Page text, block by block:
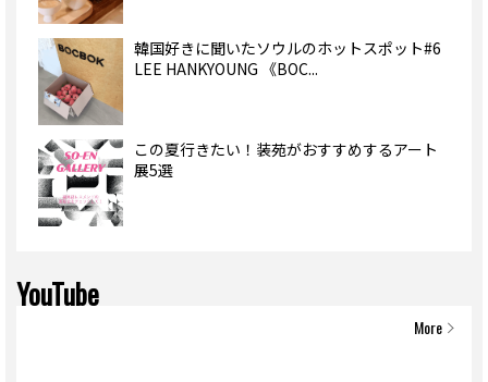
韓国好きに聞いたソウルのホットスポット#6
LEE HANKYOUNG 《BOC...
この夏行きたい！装苑がおすすめするアート
展5選
YouTube
More